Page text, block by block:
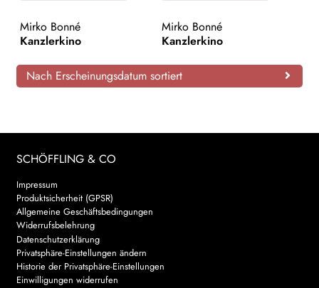
AKTUELLES
WEITERE VERLAGE
Search:
Mirko Bonné
Kanzlerkino
Mirko Bonné
Kanzlerkino
Nach Erscheinungsdatum sortiert
SCHÖFFLING & CO
Impressum
Produktsicherheit (GPSR)
Allgemeine Geschäftsbedingungen
Widerrufsbelehrung
Datenschutzerklärung
Privatsphäre-Einstellungen ändern
Historie der Privatsphäre-Einstellungen
Einwilligungen widerrufen